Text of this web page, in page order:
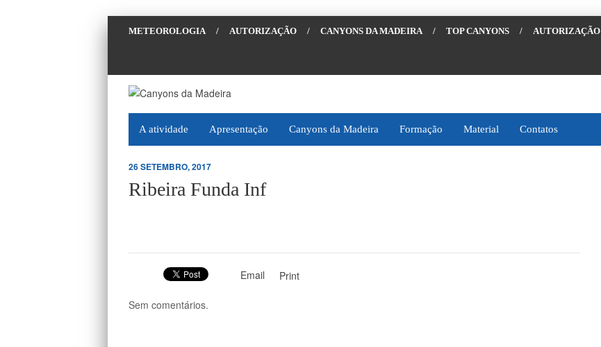
METEOROLOGIA / AUTORIZAÇÃO / CANYONS DA MADEIRA / TOP CANYONS / AUTORIZAÇÃO
A atividade Apresentação Canyons da Madeira Formação Material Contatos
26 SETEMBRO, 2017
Ribeira Funda Inf
Email Print
Sem comentários.